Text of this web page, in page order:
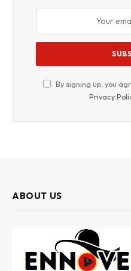
By signing up, you
Privacy
ABOUT US